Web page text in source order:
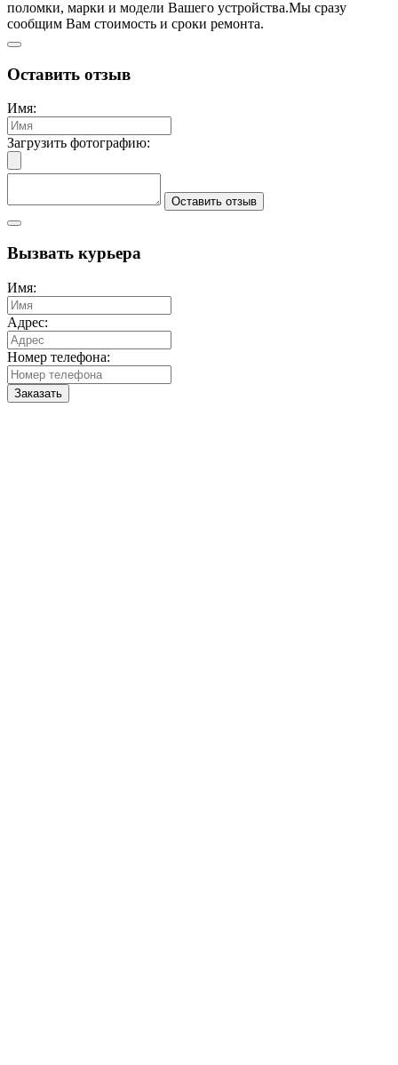
поломки, марки и модели Вашего устройства.Мы сразу
сообщим Вам стоимость и сроки ремонта.
Оставить отзыв
Имя:
Загрузить фотографию:
Оставить отзыв
Вызвать курьера
Имя:
Адрес:
Номер телефона:
Заказать